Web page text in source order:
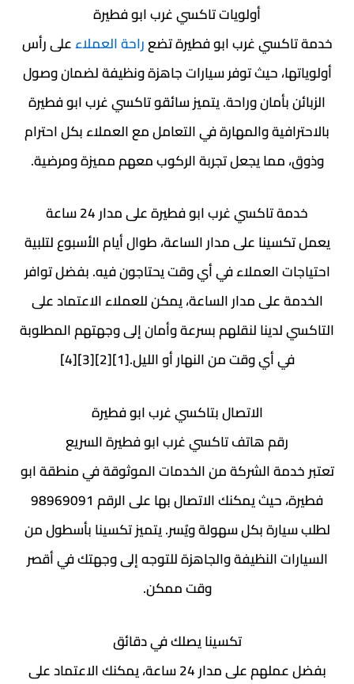
أولويات تاكسي غرب ابو فطيرة
خدمة تاكسي غرب ابو فطيرة تضعراحة العملاءعلى رأس
أولوياتها، حيث توفر سيارات جاهزة ونظيفة لضمان وصول
الزبائن بأمان وراحة. يتميز سائقو تاكسي غرب ابو فطيرة
بالاحترافية والمهارة في التعامل مع العملاء بكل احترام
وذوق، مما يجعل تجربة الركوب معهم مميزة ومرضية.
خدمة تاكسي غرب ابو فطيرة على مدار 24 ساعة
يعمل تكسينا على مدار الساعة، طوال أيام الأسبوع لتلبية
احتياجات العملاء في أي وقت يحتاجون فيه. بفضل توافر
الخدمة على مدار الساعة، يمكن للعملاء الاعتماد على
التاكسي لدينا لنقلهم بسرعة وأمان إلى وجهتهم المطلوبة
في أي وقت من النهار أو الليل.[1][2][3][4]
الاتصال بتاكسي غرب ابو فطيرة
رقم هاتف تاكسي غرب ابو فطيرة السريع
تعتبر خدمة الشركة من الخدمات الموثوقة في منطقة ابو
فطيرة، حيث يمكنك الاتصال بها على الرقم 98969091
لطلب سيارة بكل سهولة ويُسر. يتميز تكسينا بأسطول من
السيارات النظيفة والجاهزة للتوجه إلى وجهتك في أقصر
وقت ممكن.
تكسينا يصلك في دقائق
بفضل عملهم على مدار 24 ساعة، يمكنك الاعتماد على